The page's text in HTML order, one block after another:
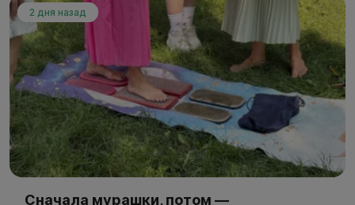
2 дня назад
Сначала мурашки, потом —